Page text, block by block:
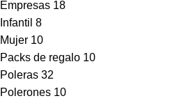
Empresas 18
Infantil 8
Mujer 10
Packs de regalo 10
Poleras 32
Polerones 10